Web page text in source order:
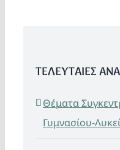
ΤΕΛΕΥΤΑΙΕΣ
Θέματα
Γυμνασίου-